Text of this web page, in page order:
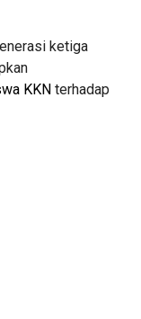
ketiga
KKN terhadap